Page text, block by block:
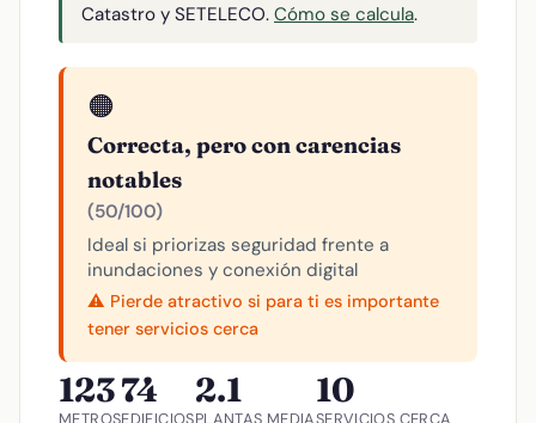
Catastro y SETELECO. Cómo se calcula.
🟠
Correcta, pero con carencias
notables
(50/100)
Ideal si priorizas seguridad frente a
inundaciones y conexión digital
⚠️ Pierde atractivo si para ti es importante
tener servicios cerca
123
METROS
74
EDIFICIOS
2.1
PLANTAS MEDIA
10
SERVICIOS CERCA